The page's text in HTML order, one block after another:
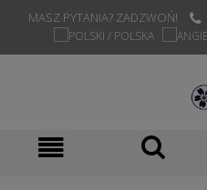
MASZ PYTANIA? ZADZWOŃ!